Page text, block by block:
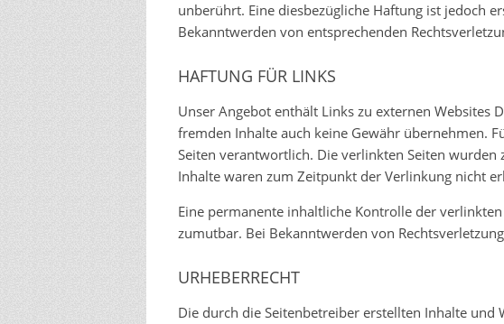
unberührt. Eine diesbezügliche Haftung ist jedoch
Bekanntwerden von entsprechenden
HAFTUNG FÜR LINKS
Unser Angebot enthält Links zu externen
fremden Inhalte auch keine Gewähr übernehmen.
Seiten verantwortlich. Die verlinkten Seiten
Inhalte waren zum Zeitpunkt der Verlinkung nicht
Eine permanente inhaltliche Kontrolle der
zumutbar. Bei Bekanntwerden von
URHEBERRECHT
Die durch die Seitenbetreiber erstellten Inhalte und